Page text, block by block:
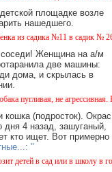
площадке возле
нашедшего.
садика №11 в садик № 26.
Женщина на а/м
две машины:
дома, и скрылась в
агрессивная. Кто видел,
кошка (подросток). Окрас
4 назад, зашуганый,
кто ищет. Вот примерно
"
в сад или в школу в город